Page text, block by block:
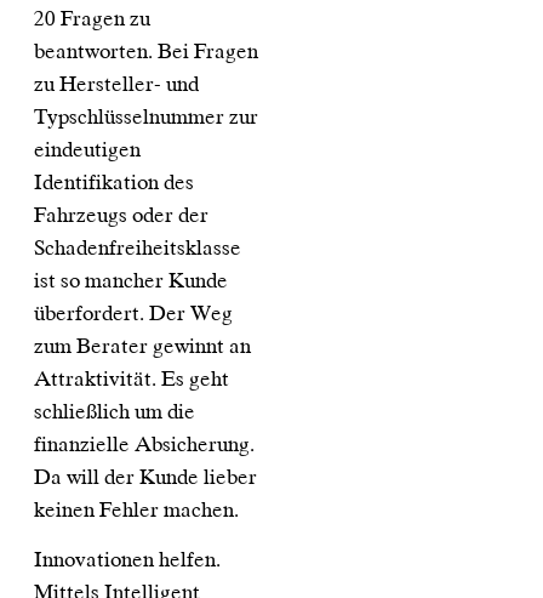
20 Fragen zu
beantworten. Bei Fragen
zu Hersteller- und
Typschlüsselnummer zur
eindeutigen
Identifikation des
Fahrzeugs oder der
Schadenfreiheitsklasse
ist so mancher Kunde
überfordert. Der Weg
zum Berater gewinnt an
Attraktivität. Es geht
schließlich um die
finanzielle Absicherung.
Da will der Kunde lieber
keinen Fehler machen.
Innovationen helfen.
Mittels Intelligent